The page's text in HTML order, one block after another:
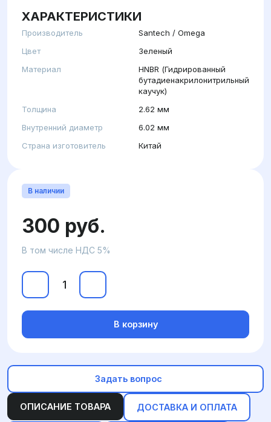
ХАРАКТЕРИСТИКИ
Производитель
Santech / Omega
Цвет
Зеленый
Материал
HNBR (Гидрированный
бутадиенакрилонитрильный
каучук)
Толщина
2.62 мм
Внутренний диаметр
6.02 мм
Страна изготовитель
Китай
ОПИСАНИЕ ТОВАРА ДОСТАВКА И ОПЛАТА
В наличии
300 руб.
В том числе НДС 5%
В корзину
Задать вопрос